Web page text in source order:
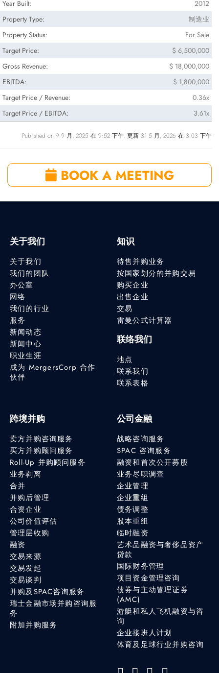
Year Built:
2012
Property Type:
制造业
Property Status:
For Sale
Target Price:
$ 6,500,000
Gross Revenue:
$ 18,000,000
EBITDA:
$ 1,800,000
Target Price / Revenue:
0.36x
Target Price / EBITDA:
3.61x
Published on 9 9 月, 2025 在 9:52 下午. 更新 31 5 月, 2026 在 3:03 下午
BOOK A MEETING
关于我们
关于我们
我们的团队
办公室
网络
我们的行业
服务
新闻动态
新闻中心
职业生涯
成为 MergersCorp 合作
伙伴
知识
待售并购业务
按国家划分的并购交易
购买企业
出售企业
交易
雷曼公式计算器
联络我们
地点
联系我们
联系表格
跨境并购
卖方并购咨询服务
买方并购顾问服务
Roll-Up 并购顾问服务
业务剥离
合并
并购后管理
合资企业
公司价值评估
管理层收购
融资
交易来源
交易发起
交易谈判
并购及SPAC咨询服务
瑞士金融市场并购咨询服
务
附加并购服务
公司金融
战略咨询服务
SPAC 咨询服务
融资和首次公开募股
业务尽职调查
企业管理
企业重组
债务调整
股本重组
临时融资
艺术品融资与奢侈品资产
贷款
国际财务管理
项目资金管理咨询
债券与主动管理证券
(AMC)
游艇和私人飞机融资与咨
询
企业接班人计划
体育及足球行业并购咨询